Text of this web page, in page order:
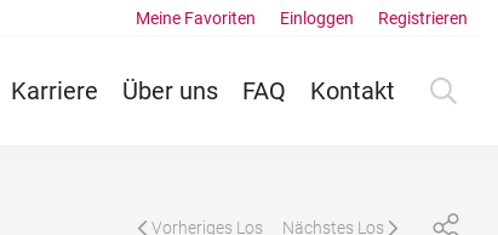
Karriere Über uns FAQ Kontakt
Meine Favoriten Einloggen Registrieren
Vorheriges Los Nächstes Los